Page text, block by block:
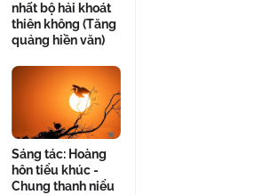
nhất bộ hải khoát
thiên không (Tăng
quảng hiền văn)
Sáng tác: Hoàng
hôn tiểu khúc -
Chung thanh niểu